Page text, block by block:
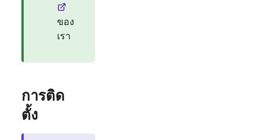
ของ
เรา
การติด
ตั้ง